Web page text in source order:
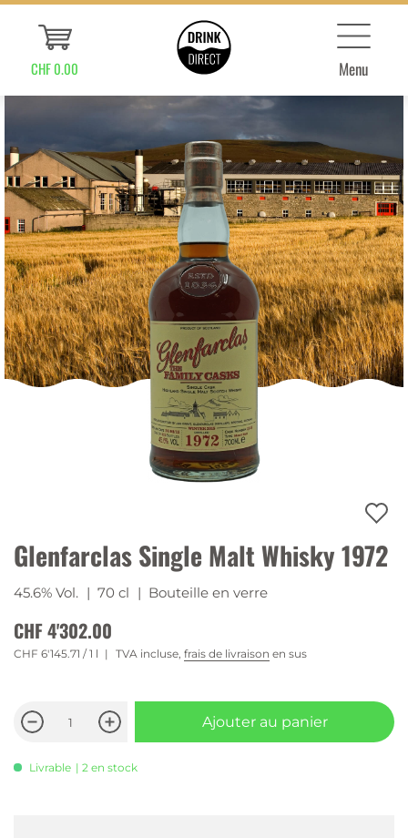
CHF 0.00 Menu
Glenfarclas Single Malt Whisky 1972
45.6% Vol. | 70 cl | Bouteille en verre
CHF 4'302.00
CHF 6'145.71 / 1 l TVA incluse, frais de livraison en sus
Ajouter au panier
Livrable | 2 en stock